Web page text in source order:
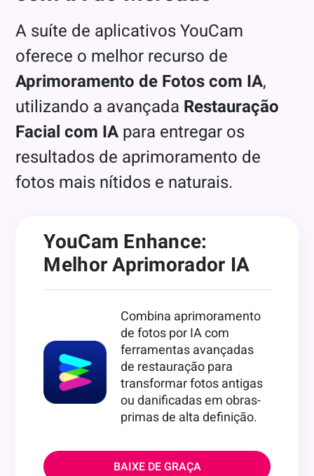
A suíte de aplicativos YouCam
oferece o melhor recurso de
Aprimoramento de Fotos com IA,
utilizando a avançada Restauração
Facial com IA para entregar os
resultados de aprimoramento de
fotos mais nítidos e naturais.
YouCam Enhance:
Melhor Aprimorador IA
Combina aprimoramento
de fotos por IA com
ferramentas avançadas
de restauração para
transformar fotos antigas
ou danificadas em obras-
primas de alta definição.
BAIXE DE GRAÇA